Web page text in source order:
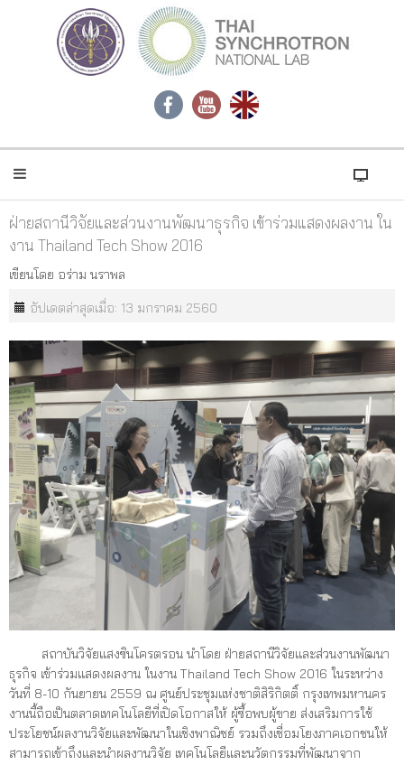
ฝ่ายสถานีวิจัยและส่วนงานพัฒนาธุรกิจ เข้าร่วมแสดงผลงาน ใน
งาน Thailand Tech Show 2016
เขียนโดย อร่าม นราพล
อัปเดตล่าสุดเมื่อ: 13 มกราคม 2560
สถาบันวิจัยแสงซินโครตรอน นำโดย ฝ่ายสถานีวิจัยและส่วนงานพัฒนา
ธุรกิจ เข้าร่วมแสดงผลงาน ในงาน Thailand Tech Show 2016 ในระหว่าง
วันที่ 8-10 กันยายน 2559 ณ ศูนย์ประชุมแห่งชาติสิริกิตติ์ กรุงเทพมหานคร
งานนี้ถือเป็นตลาดเทคโนโลยีที่เปิดโอกาสให้ ผู้ซื้อพบผู้ขาย ส่งเสริมการใช้
ประโยชน์ผลงานวิจัยและพัฒนาในเชิงพาณิชย์ รวมถึงเชื่อมโยงภาคเอกชนให้
สามารถเข้าถึงและนำผลงานวิจัย เทคโนโลยีและนวัตกรรมที่พัฒนาจาก